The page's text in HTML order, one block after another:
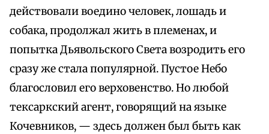
действовали воедино человек, лошадь и
собака, продолжал жить в племенах, и
попытка Дьявольского Света возродить его
сразу же стала популярной. Пустое Небо
благословил его верховенство. Но любой
тексаркский агент, говорящий на языке
Кочевников, — здесь должен был быть как